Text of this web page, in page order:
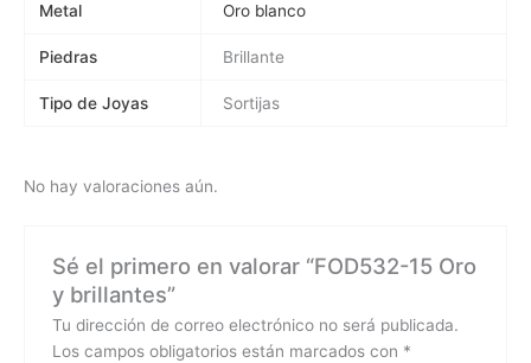
Metal Oro blanco
Piedras Brillante
Tipo de Joyas Sortijas
No hay valoraciones aún.
Sé el primero en valorar “FOD532-15 Oro
y brillantes”
Tu dirección de correo electrónico no será publicada.
Los campos obligatorios están marcados con *